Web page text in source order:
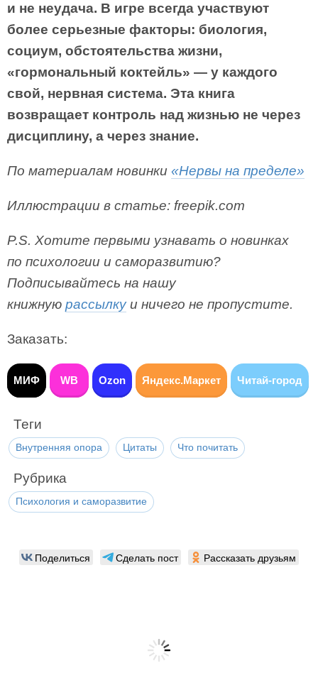
и не неудача. В игре всегда участвуют
более серьезные факторы: биология,
социум, обстоятельства жизни,
«гормональный коктейль» — у каждого
свой, нервная система. Эта книга
возвращает контроль над жизнью не через
дисциплину, а через знание.
По материалам новинки «Нервы на пределе»
Иллюстрации в статье: freepik.com
P.S. Хотите первыми узнавать о новинках
по психологии и саморазвитию?
Подписывайтесь на нашу
книжную рассылкуи ничего не пропустите.
Заказать:
МИФ WB Ozon Яндекс.Маркет Читай-город
Теги
Внутренняя опора Цитаты Что почитать
Рубрика
Психология и саморазвитие
Поделиться Сделать пост Рассказать друзьям